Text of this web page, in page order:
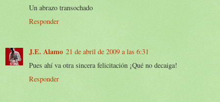
Un abrazo transochado
Responder
J.E. Alamo 21 de abril de 2009 a las 6:31
Pues ahí va otra sincera felicitación ¡Qué no decaiga!
Responder